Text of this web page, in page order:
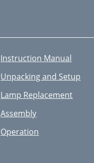
Instruction Manual
Unpacking and Setup
Lamp Replacement
Assembly
Operation